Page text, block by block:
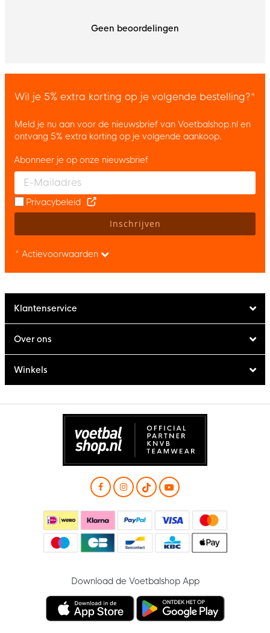
Geen beoordelingen
Wil je 5% extra korting op je volgende bestelling?*
Meld je nu aan voor de nieuwsbrief van Voetbalshop.nl en
ontvang 5% extra korting op je volgende aankoop.
Enter your email and accept the privacy policy to subscribe to
Abonneer je op onze nieuwsbrief
Privacybeleid
Inschrijven
* Actievoorwaarden
Klantenservice
Over ons
Winkels
Download de Voetbalshop App